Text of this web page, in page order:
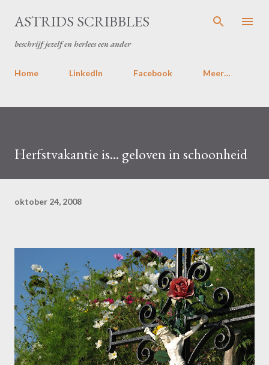
Doorgaan naar hoofdcontent
ASTRIDS SCRIBBLES
beschrijf jezelf en herlees een ander
Home LinkedIn Facebook Meer…
Herfstvakantie is... geloven in schoonheid
oktober 24, 2008